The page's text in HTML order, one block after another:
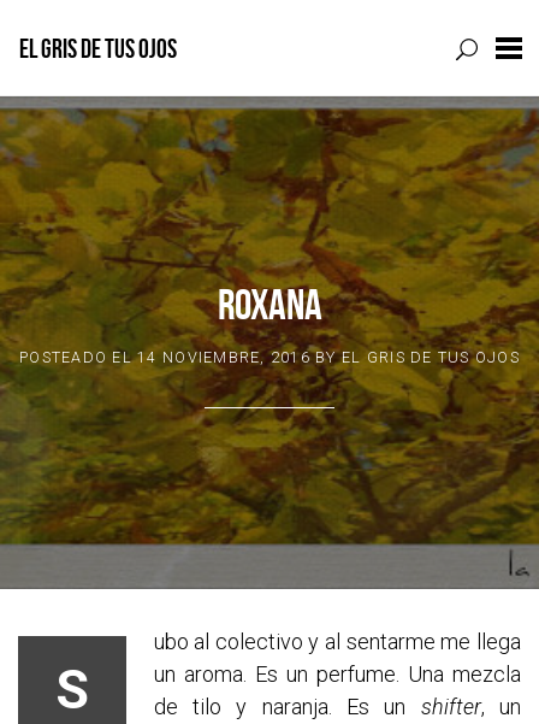
Skip
to
content
EL GRIS DE TUS OJOS
ROXANA
POSTEADO EL14 NOVIEMBRE, 2016BYEL GRIS DE TUS OJOS
S
ubo al colectivo y al sentarme me llega
un aroma. Es un perfume. Una mezcla
de tilo y naranja. Es un shifter, un